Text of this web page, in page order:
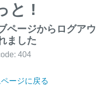
と !
ページからログアウ
ました
404
ージに戻る